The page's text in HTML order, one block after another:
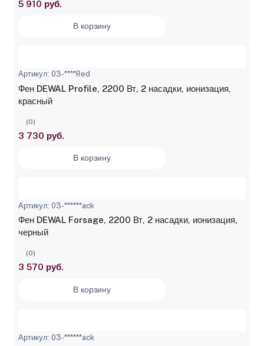
5 910 руб.
В корзину
Артикул: 03-****Red
Фен DEWAL Profile, 2200 Вт, 2 насадки, ионизация,
красный
(0)
3 730 руб.
В корзину
Артикул: 03-******ack
Фен DEWAL Forsage, 2200 Вт, 2 насадки, ионизация,
черный
(0)
3 570 руб.
В корзину
Артикул: 03-******ack